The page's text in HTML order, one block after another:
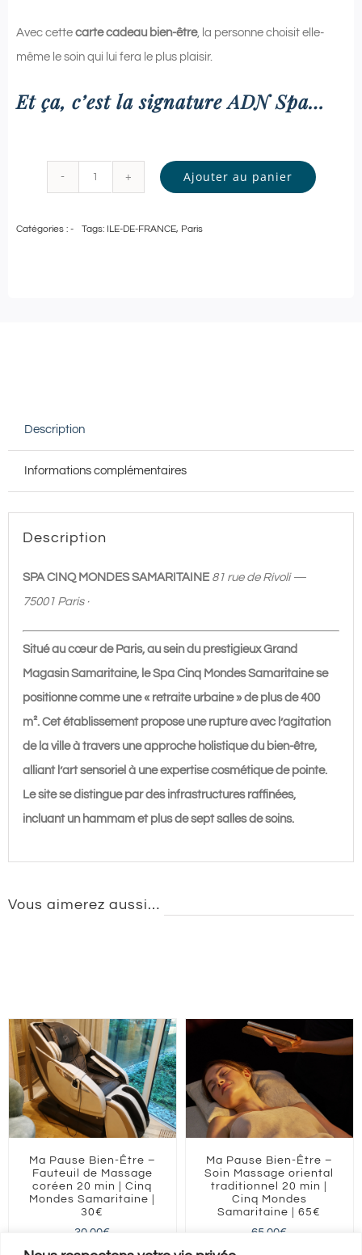
Avec cette carte cadeau bien-être, la personne choisit elle-
même le soin qui lui fera le plus plaisir.
Et ça, c’est la signature ADN Spa…
Pass
utiliser
au
Samaritaine
Ajouter au panier
Catégories : - Tags: ILE-DE-FRANCE, Paris
Description
Informations complémentaires
Description
SPA CINQ MONDES SAMARITAINE 81 rue de Rivoli —
75001 Paris ·
Situé au cœur de Paris, au sein du prestigieux Grand
Magasin Samaritaine, le Spa Cinq Mondes Samaritaine se
positionne comme une « retraite urbaine » de plus de 400
m². Cet établissement propose une rupture avec l’agitation
de la ville à travers une approche holistique du bien-être,
alliant l’art sensoriel à une expertise cosmétique de pointe.
Le site se distingue par des infrastructures raffinées,
incluant un hammam et plus de sept salles de soins.
Vous aimerez aussi…
Ma Pause Bien-Être –
Fauteuil de Massage
coréen 20 min | Cinq
Mondes Samaritaine |
30€
30,00€
Ma Pause Bien-Être –
Soin Massage oriental
traditionnel 20 min |
Cinq Mondes
Samaritaine | 65€
65,00€